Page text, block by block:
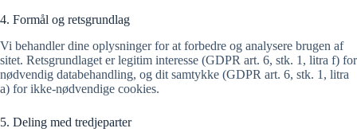
4. Formål og retsgrundlag
Vi behandler dine oplysninger for at forbedre og analysere brugen af
sitet. Retsgrundlaget er legitim interesse (GDPR art. 6, stk. 1, litra f) for
nødvendig databehandling, og dit samtykke (GDPR art. 6, stk. 1, litra
a) for ikke-nødvendige cookies.
5. Deling med tredjeparter